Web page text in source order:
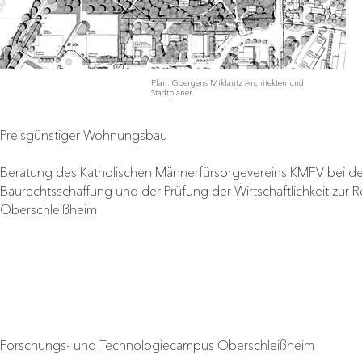
Plan: Goergens Miklautz Architekten und
Stadtplaner
Preisgünstiger Wohnungsbau
Beratung des Katholischen Männerfürsorgevereins KMFV bei
Baurechtsschaffung und der Prüfung der Wirtschaftlichkeit zur
Oberschleißheim
Forschungs- und Technologiecampus Oberschleißheim